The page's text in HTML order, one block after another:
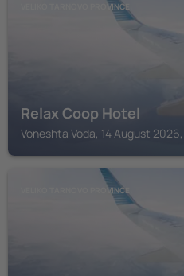
VELIKO TARNOVO PROVINCE
Relax Coop Hotel
Voneshta Voda, 14 August
VELIKO TARNOVO PROVINCE